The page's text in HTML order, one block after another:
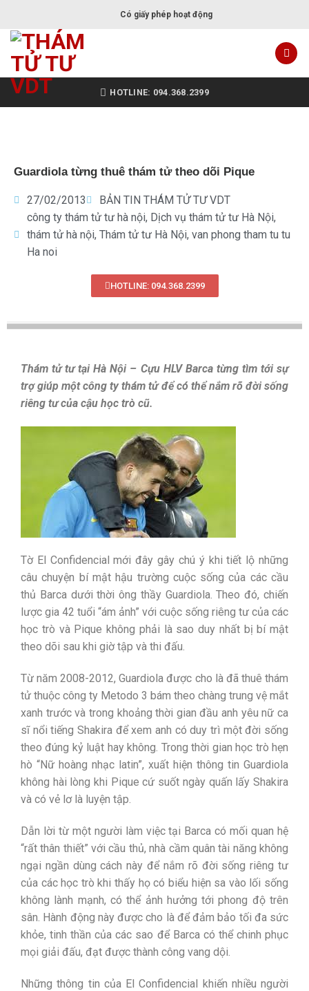
Có giấy phép hoạt động
HOTLINE: 094.368.2399
Guardiola từng thuê thám tử theo dõi Pique
27/02/2013
BẢN TIN THÁM TỬ TƯ VDT
công ty thám tử tư hà nội, Dịch vụ thám tử tư Hà Nội,
thám tử hà nội, Thám tử tư Hà Nội, van phong tham tu tu
Ha noi
HOTLINE: 094.368.2399
Thám tử tư tại Hà Nội – Cựu HLV Barca từng tìm tới sự
trợ giúp một công ty thám tử để có thể nắm rõ đời sống
riêng tư của cậu học trò cũ.
Tờ El Confidencial mới đây gây chú ý khi tiết lộ những
câu chuyện bí mật hậu trường cuộc sống của các cầu
thủ Barca dưới thời ông thầy Guardiola. Theo đó, chiến
lược gia 42 tuổi “ám ảnh” với cuộc sống riêng tư của các
học trò và Pique không phải là sao duy nhất bị bí mật
theo dõi sau khi giờ tập và thi đấu.
Từ năm 2008-2012, Guardiola được cho là đã thuê thám
tử thuộc công ty Metodo 3 bám theo chàng trung vệ mắt
xanh trước và trong khoảng thời gian đầu anh yêu nữ ca
sĩ nổi tiếng Shakira để xem anh có duy trì một đời sống
theo đúng kỷ luật hay không. Trong thời gian học trò hẹn
hò “Nữ hoàng nhạc latin”, xuất hiện thông tin Guardiola
không hài lòng khi Pique cứ suốt ngày quấn lấy Shakira
và có vẻ lơ là luyện tập.
Dẫn lời từ một người làm việc tại Barca có mối quan hệ
“rất thân thiết” với cầu thủ, nhà cầm quân tài năng không
ngại ngần dùng cách này để nắm rõ đời sống riêng tư
của các học trò khi thấy họ có biểu hiện sa vào lối sống
không lành mạnh, có thể ảnh hưởng tới phong độ trên
sân. Hành động này được cho là để đảm bảo tối đa sức
khỏe, tinh thần của các sao để Barca có thể chinh phục
mọi giải đấu, đạt được thành công vang dội.
Những thông tin của El Confidencial khiến nhiều người